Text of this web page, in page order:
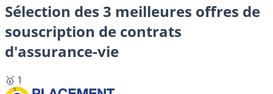
Sélection des 3 meilleures offres de
souscription de contrats
d'assurance-vie
🥇 1